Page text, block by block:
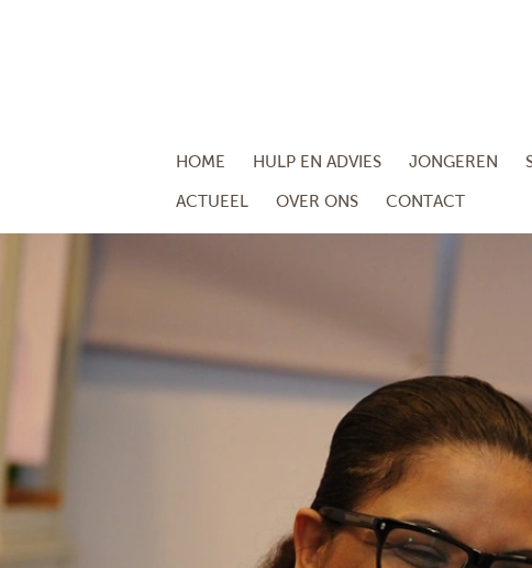
HOME HULP EN ADVIES JONGEREN
ACTUEEL OVER ONS CONTACT